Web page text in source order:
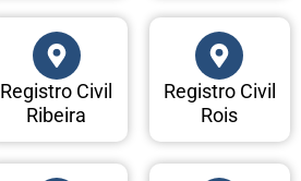
Registro Civil
Ribeira
Registro Civil
Rois